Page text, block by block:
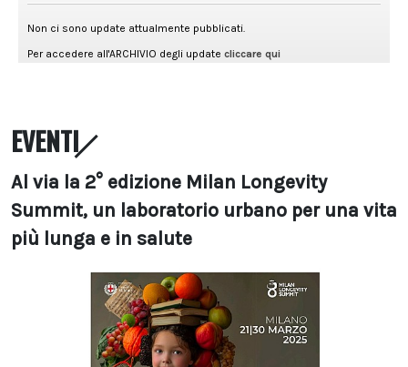
EVENTI
Al via la 2° edizione Milan Longevity
Summit, un laboratorio urbano per una vita
più lunga e in salute